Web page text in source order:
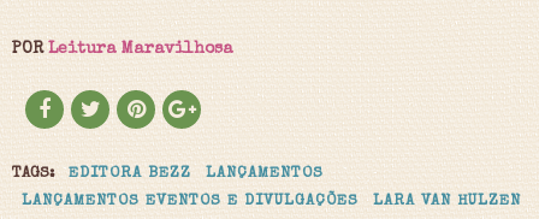
PORLeitura Maravilhosa
TAGS: EDITORA BEZZ
LANÇAMENTOS
LANÇAMENTOS EVENTOS E DIVULGAÇÕES
LARA VAN HULZEN